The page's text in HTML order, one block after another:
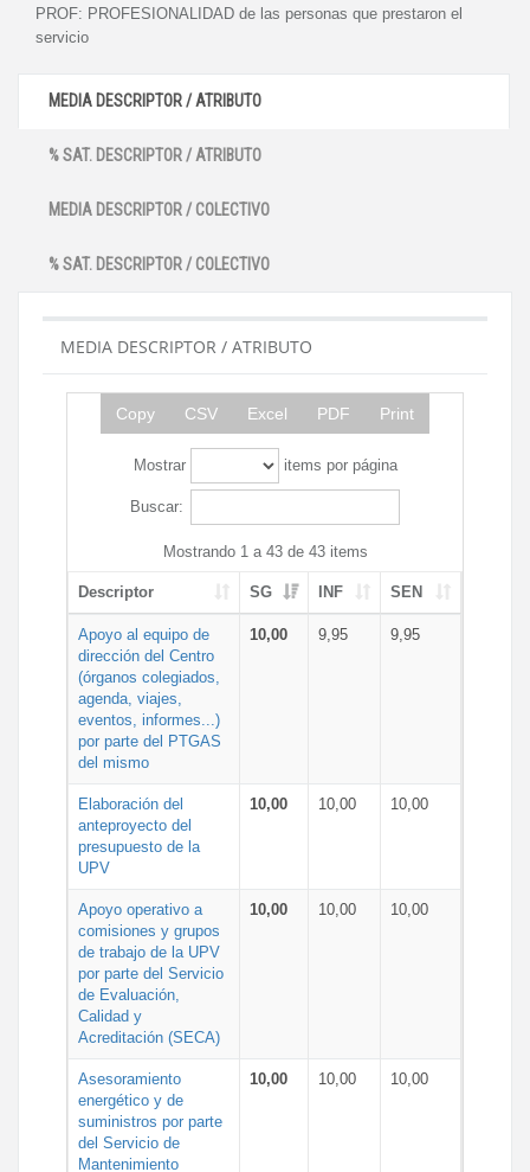
PROF: PROFESIONALIDAD de las personas que prestaron el
servicio
MEDIA DESCRIPTOR / ATRIBUTO
% SAT. DESCRIPTOR / ATRIBUTO
MEDIA DESCRIPTOR / COLECTIVO
% SAT. DESCRIPTOR / COLECTIVO
MEDIA DESCRIPTOR / ATRIBUTO
Copy CSV Excel PDF Print
Mostrar items por página
Buscar:
Mostrando 1 a 43 de 43 items
Descriptor SG INF SEN
Apoyo al equipo de
dirección del Centro
(órganos colegiados,
agenda, viajes,
eventos, informes...)
por parte del PTGAS
del mismo
10,00 9,95 9,95
Elaboración del
anteproyecto del
presupuesto de la
UPV
10,00 10,00 10,00
Apoyo operativo a
comisiones y grupos
de trabajo de la UPV
por parte del Servicio
de Evaluación,
Calidad y
Acreditación (SECA)
10,00 10,00 10,00
Asesoramiento
energético y de
suministros por parte
del Servicio de
Mantenimiento
10,00 10,00 10,00